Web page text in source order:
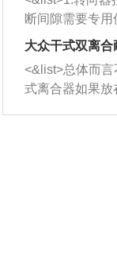
动时，就可以
室，最后形成
催化器得到清
能够得到解决。
向。
活塞间隙过大
的间隙扩大，
造成烧机油。
机油粘度过小
象，机油粘度过
断间隙需要专用
无法制作，需
店；<&list>2.车
裂，破裂后会出
损严重，磨损的
响；<&list>3.稳
大众干式双离合
<&list>总体而
式离合器如果